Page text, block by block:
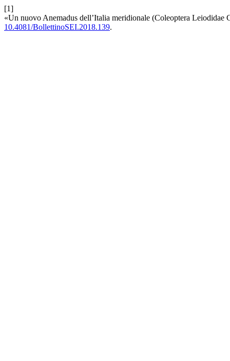
[1]
«Un nuovo Anemadus dell’Italia meridionale (Coleoptera Leiodidae
10.4081/BollettinoSEI.2018.139.